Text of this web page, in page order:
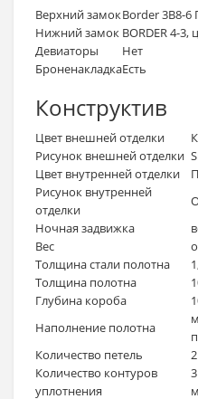
Верхний замокBorder 3B8-6
Нижний замок BORDER 4-
Девиаторы
Нет
БроненакладкаЕсть
Конструктив
Цвет внешней отделки
Рисунок внешней отделки
Цвет внутренней отделки
Рисунок внутренней
отделки
Ночная задвижка
Вес
Толщина стали полотна
Толщина полотна
Глубина короба
Наполнение полотна
Количество петель
Количество контуров
уплотнения